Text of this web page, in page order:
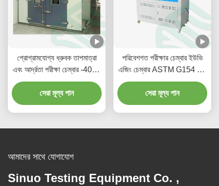
প্রোগ্রামযোগ্য ধ্রুবক তাপমাত্রা
এবং আর্দ্রতা পরীক্ষা চেম্বার -40°C
থেকে +50°C
সেরা মূল্য পান
পরিবেশগত পরীক্ষার চেম্বার ইউভি
এজিং চেম্বার ASTM G154 এবং
IEC 61215 মেনে চলে
সেরা মূল্য পান
আমাদের সাথে যোগাযোগ
Sinuo Testing Equipment Co. ,